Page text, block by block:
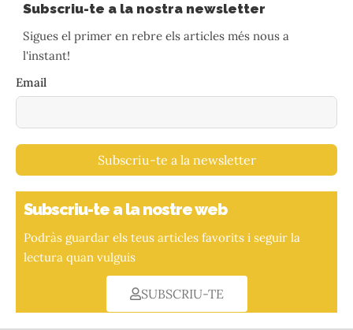
Subscriu-te a la nostra newsletter
Sigues el primer en rebre els articles més nous a
l'instant!
Email
Subscriu-te a la newsletter
Subscriu-te a la nostre web
Podràs guardar els teus articles favorits i seguir la
lectura quan vulguis
SUBSCRIU-TE